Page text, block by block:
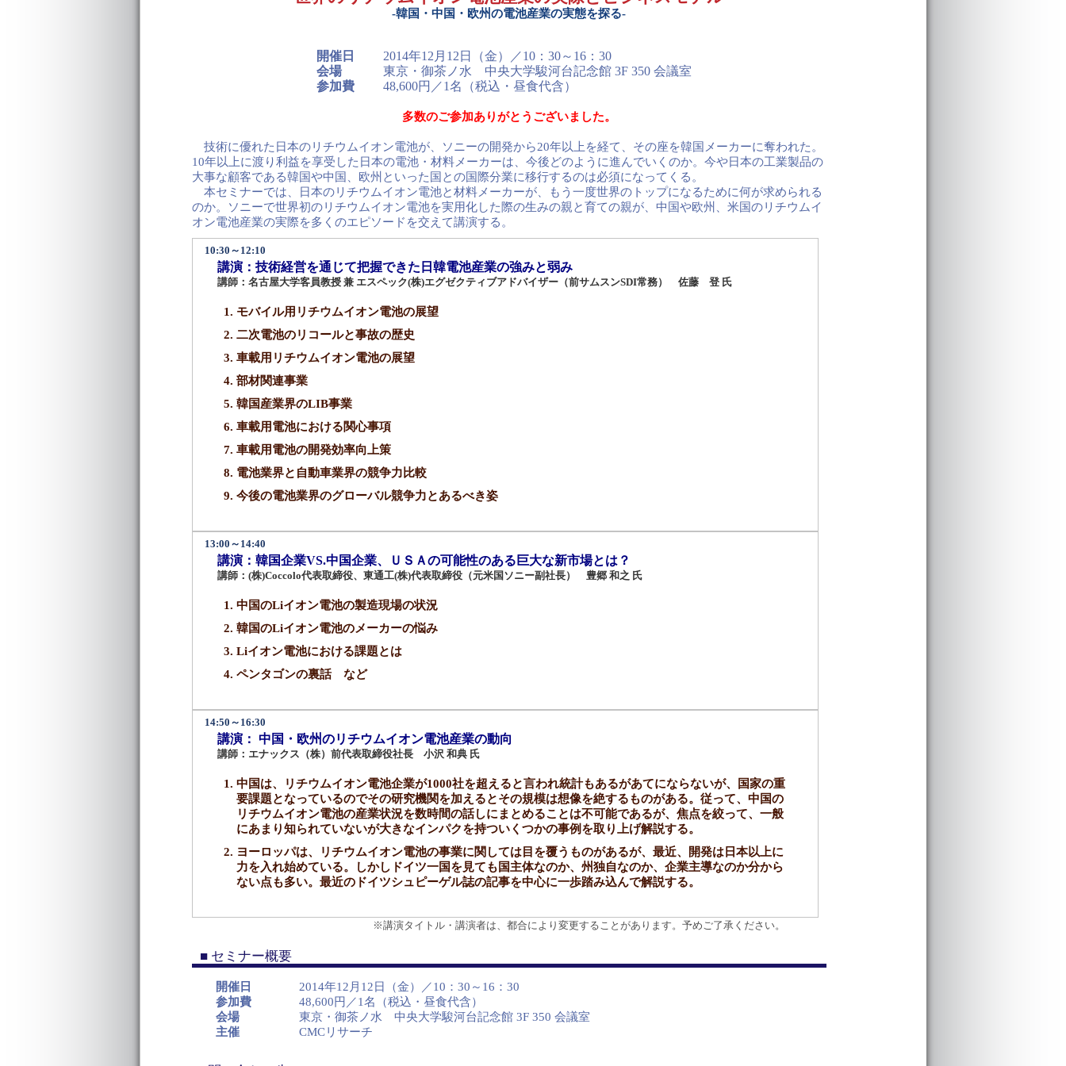
-韓国・中国・欧州の電池産業の実態を探る-
開催日
2014年12月12日（金）／10：30～16：30
会場
東京・御茶ノ水 中央大学駿河台記念館 3F 350 会議室
参加費
48,600円／1名（税込・昼食代含）
多数のご参加ありがとうございました。
技術に優れた日本のリチウムイオン電池が、ソニーの開発から20年以上を経て、その座を韓国メーカーに奪われた。
10年以上に渡り利益を享受した日本の電池・材料メーカーは、今後どのように進んでいくのか。今や日本の工業製品の
大事な顧客である韓国や中国、欧州といった国との国際分業に移行するのは必須になってくる。
本セミナーでは、日本のリチウムイオン電池と材料メーカーが、もう一度世界のトップになるために何が求められる
のか。ソニーで世界初のリチウムイオン電池を実用化した際の生みの親と育ての親が、中国や欧州、米国のリチウムイ
オン電池産業の実際を多くのエピソードを交えて講演する。
10:30～12:10
講演：技術経営を通じて把握できた日韓電池産業の強みと弱み
講師：名古屋大学客員教授 兼 エスペック(株)エグゼクティブアドバイザー（前サムスンSDI常務） 佐藤 登 氏
モバイル用リチウムイオン電池の展望
二次電池のリコールと事故の歴史
車載用リチウムイオン電池の展望
部材関連事業
韓国産業界のLIB事業
車載用電池における関心事項
車載用電池の開発効率向上策
電池業界と自動車業界の競争力比較
今後の電池業界のグローバル競争力とあるべき姿
13:00～14:40
講演：韓国企業VS.中国企業、ＵＳＡの可能性のある巨大な新市場とは？
講師：(株)Coccolo代表取締役、東通工(株)代表取締役（元米国ソニー副社長） 豊郷 和之 氏
中国のLiイオン電池の製造現場の状況
韓国のLiイオン電池のメーカーの悩み
Liイオン電池における課題とは
ペンタゴンの裏話 など
14:50～16:30
講演： 中国・欧州のリチウムイオン電池産業の動向
講師：エナックス（株）前代表取締役社長 小沢 和典 氏
中国は、リチウムイオン電池企業が1000社を超えると言われ統計もあるがあてにならないが、国家の重
要課題となっているのでその研究機関を加えるとその規模は想像を絶するものがある。従って、中国の
リチウムイオン電池の産業状況を数時間の話しにまとめることは不可能であるが、焦点を絞って、一般
にあまり知られていないが大きなインパクを持ついくつかの事例を取り上げ解説する。
ヨーロッパは、リチウムイオン電池の事業に関しては目を覆うものがあるが、最近、開発は日本以上に
力を入れ始めている。しかしドイツ一国を見ても国主体なのか、州独自なのか、企業主導なのか分から
ない点も多い。最近のドイツシュピーゲル誌の記事を中心に一歩踏み込んで解説する。
※講演タイトル・講演者は、都合により変更することがあります。予めご了承ください。
■ セミナー概要
開催日
2014年12月12日（金）／10：30～16：30
参加費
48,600円／1名（税込・昼食代含）
会場
東京・御茶ノ水 中央大学駿河台記念館 3F 350 会議室
主催
CMCリサーチ